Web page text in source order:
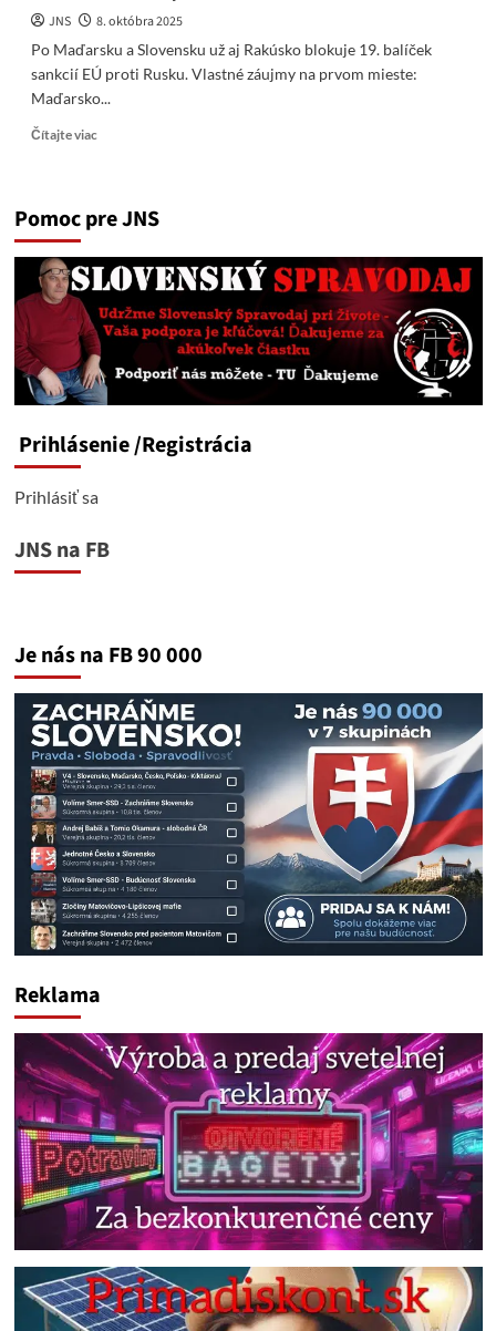
JNS
8. októbra 2025
Po Maďarsku a Slovensku už aj Rakúsko blokuje 19. balíček
sankcií EÚ proti Rusku. Vlastné záujmy na prvom mieste:
Maďarsko...
Čítajte viacRead
Maďarsku
Slovensku
už
Rakúsko
blokuje
19.
balíček
sankcií
proti
Pomoc pre JNS
Prihlásenie/Registrácia
Prihlásiť sa
JNS na FB
Je nás na FB 90 000
Reklama